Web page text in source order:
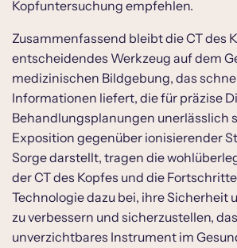
Kopfuntersuchung empfehlen.
Zusammenfassend bleibt die CT des
entscheidendes Werkzeug auf dem
medizinischen Bildgebung, das
Informationen liefert, die für präzise
Behandlungsplanungen unerlässlich
Exposition gegenüber ionisierender
Sorge darstellt, tragen die
der CT des Kopfes und die
Technologie dazu bei, ihre Sicherheit
zu verbessern und sicherzustellen,
unverzichtbares Instrument im